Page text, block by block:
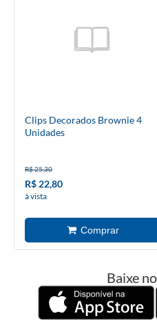
Clips Decorados Brownie 4
Unidades
R$ 25,30
R$ 22,80
à vista
Baixe